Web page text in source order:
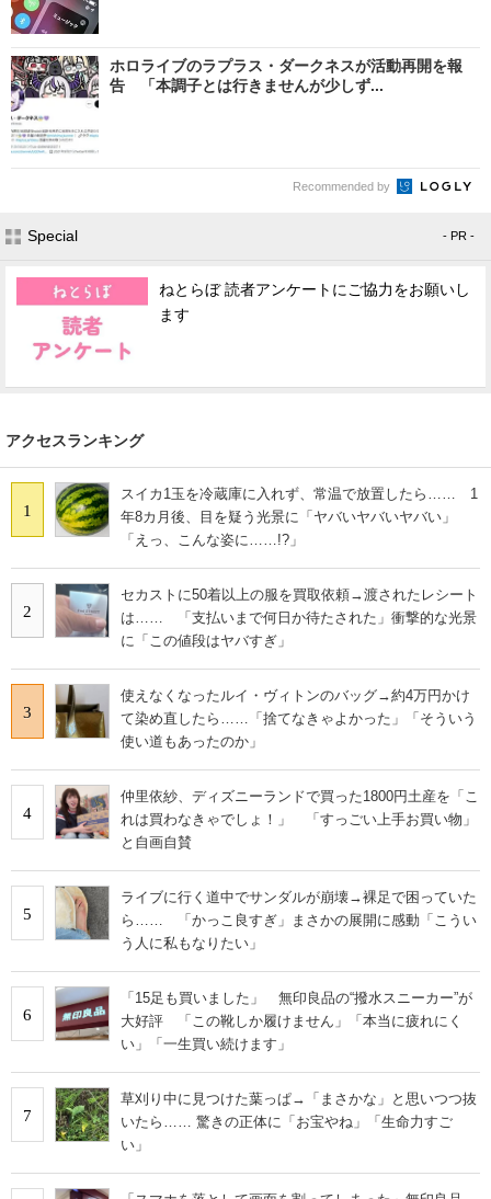
ホロライブのラプラス・ダークネスが活動再開を報
告 「本調子とは行きませんが少しず...
Recommended by
Special - PR -
ねとらぼ 読者アンケートにご協力をお願いし
ます
アクセスランキング
1
スイカ1玉を冷蔵庫に入れず、常温で放置したら…… 1
年8カ月後、目を疑う光景に「ヤバいヤバいヤバい」
「えっ、こんな姿に……!?」
2
セカストに50着以上の服を買取依頼→渡されたレシート
は…… 「支払いまで何日か待たされた」衝撃的な光景
に「この値段はヤバすぎ」
3
使えなくなったルイ・ヴィトンのバッグ→約4万円かけ
て染め直したら……「捨てなきゃよかった」「そういう
使い道もあったのか」
4
仲里依紗、ディズニーランドで買った1800円土産を「こ
れは買わなきゃでしょ！」 「すっごい上手お買い物」
と自画自賛
5
ライブに行く道中でサンダルが崩壊→裸足で困っていた
ら…… 「かっこ良すぎ」まさかの展開に感動「こうい
う人に私もなりたい」
6
「15足も買いました」 無印良品の“撥水スニーカー”が
大好評 「この靴しか履けません」「本当に疲れにく
い」「一生買い続けます」
7
草刈り中に見つけた葉っぱ→「まさかな」と思いつつ抜
いたら…… 驚きの正体に「お宝やね」「生命力すご
い」